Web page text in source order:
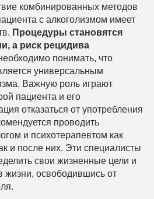
комбинированных методов
с алкоголизмом имеет
Процедуры становятся
а риск рецидива
понимать, что
универсальным
Важную роль играют
пациента и его
отказаться от употребления
проводить
и психотерапевтом как
и после них. Эти специалисты
свои жизненные цели и
освободившись от